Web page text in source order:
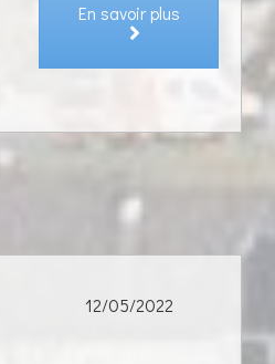
En savoir plus
12/05/2022